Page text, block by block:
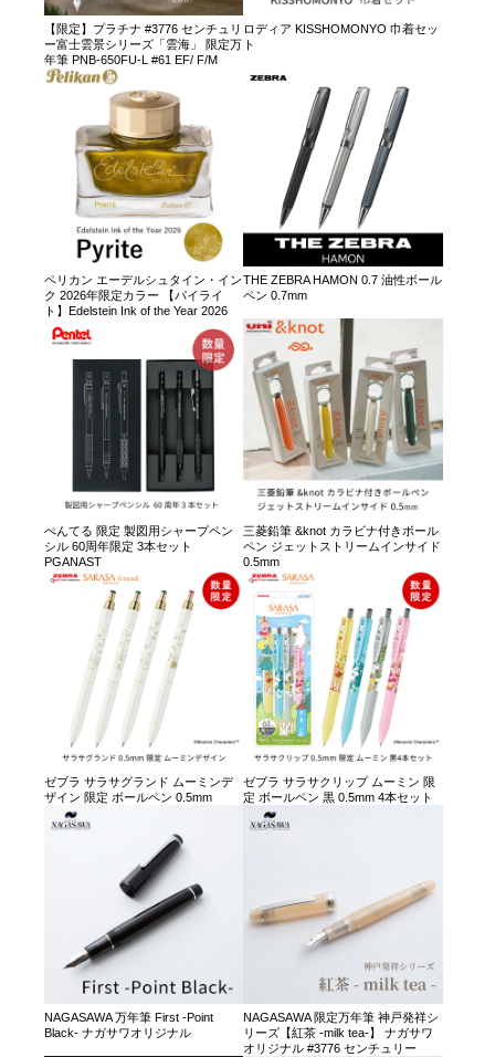
【限定】プラチナ #3776 センチュリ
ー富士雲景シリーズ「雲海」 限定万
年筆 PNB-650FU-L #61 EF/ F/M
ロディア KISSHOMONYO 巾着セッ
ト
ペリカン エーデルシュタイン・イン
ク 2026年限定カラー 【パイライ
ト】Edelstein Ink of the Year 2026
THE ZEBRA HAMON 0.7 油性ボール
ペン 0.7mm
ぺんてる 限定 製図用シャープペン
シル 60周年限定 3本セット
PGANAST
三菱鉛筆 &knot カラビナ付きボール
ペン ジェットストリームインサイド
0.5mm
ゼブラ サラサグランド ムーミンデ
ザイン 限定 ボールペン 0.5mm
ゼブラ サラサクリップ ムーミン 限
定 ボールペン 黒 0.5mm 4本セット
NAGASAWA 万年筆 First -Point
Black- ナガサワオリジナル
NAGASAWA 限定万年筆 神戸発祥シ
リーズ【紅茶 -milk tea-】 ナガサワ
オリジナル #3776 センチュリー